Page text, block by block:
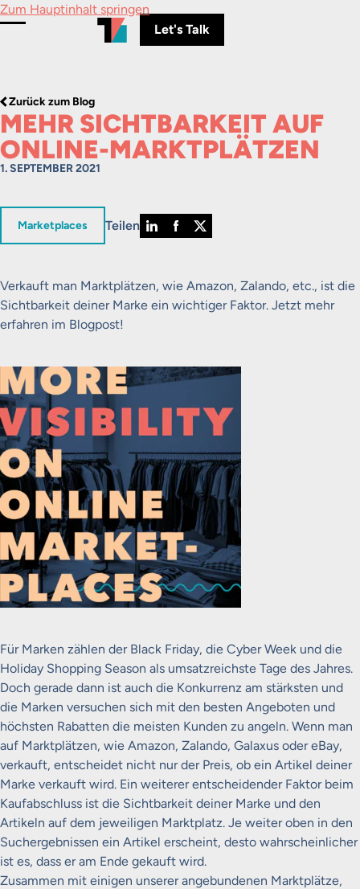
Zum Hauptinhalt springen
Menü umschalten
Let's Talk
Zurück zum Blog
MEHR SICHTBARKEIT AUF
ONLINE-MARKTPLÄTZEN
1. SEPTEMBER 2021
in
Marketplaces Teilen
Verkauft man Marktplätzen, wie Amazon, Zalando, etc., ist die
Sichtbarkeit deiner Marke ein wichtiger Faktor. Jetzt mehr
erfahren im Blogpost!
Für Marken zählen der Black Friday, die Cyber Week und die
Holiday Shopping Season als umsatzreichste Tage des Jahres.
Doch gerade dann ist auch die Konkurrenz am stärksten und
die Marken versuchen sich mit den besten Angeboten und
höchsten Rabatten die meisten Kunden zu angeln. Wenn man
auf Marktplätzen, wie Amazon, Zalando, Galaxus oder eBay,
verkauft, entscheidet nicht nur der Preis, ob ein Artikel deiner
Marke verkauft wird. Ein weiterer entscheidender Faktor beim
Kaufabschluss ist die Sichtbarkeit deiner Marke und den
Artikeln auf dem jeweiligen Marktplatz. Je weiter oben in den
Suchergebnissen ein Artikel erscheint, desto wahrscheinlicher
ist es, dass er am Ende gekauft wird.
Zusammen mit einigen unserer angebundenen Marktplätze,